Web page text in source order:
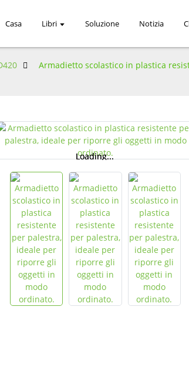
Casa Libri Soluzione Notizia
Armadietto scolastico in plastica
Loading...
Loading...